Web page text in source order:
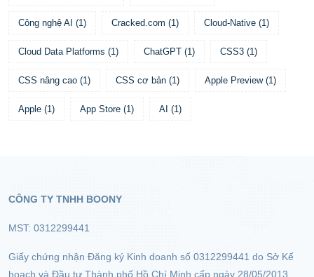
Công nghệ AI (1 ) Cracked.com (1 ) Cloud-Native (1 )
Cloud Data Platforms (1 ) ChatGPT (1 ) CSS3 (1 )
CSS nâng cao (1 ) CSS cơ bản (1 ) Apple Preview (1 )
Apple (1 ) App Store (1 ) AI (1 )
CÔNG TY TNHH BOONY
MST: 0312299441
Giấy chứng nhận Đăng ký Kinh doanh số 0312299441 do Sở Kế
hoạch và Đầu tư Thành phố Hồ Chí Minh cấp ngày 28/05/2013